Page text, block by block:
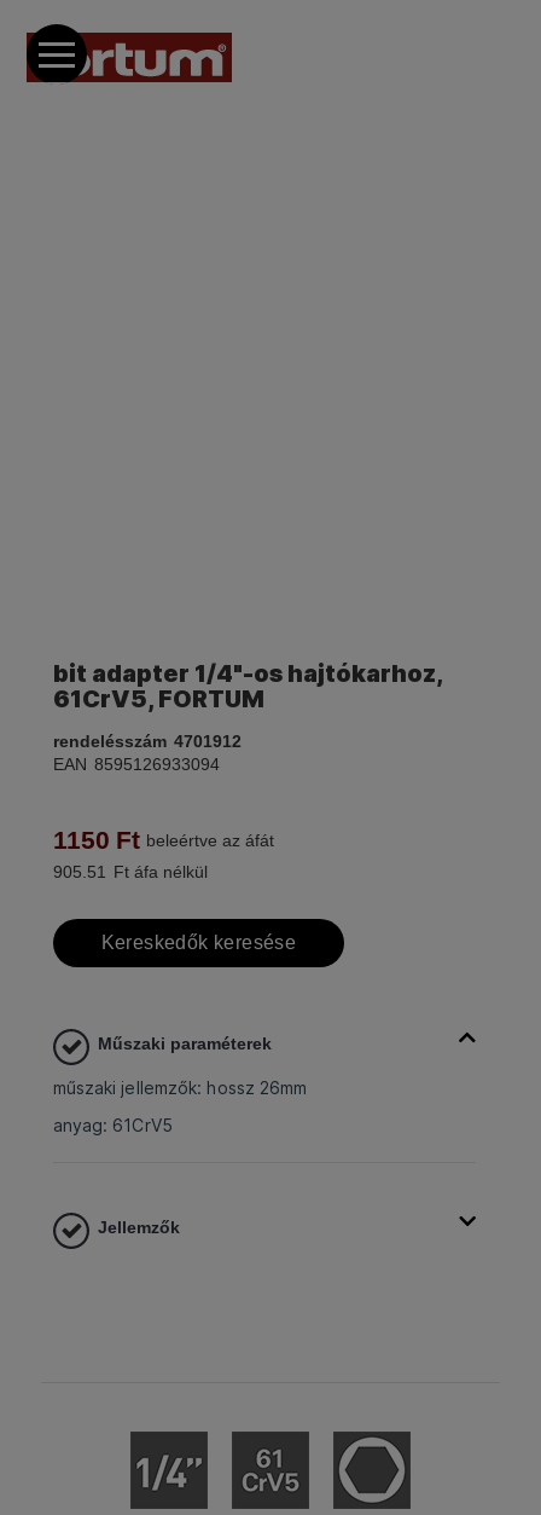
bit adapter 1/4"-os hajtókarhoz,
61CrV5, FORTUM
rendelésszám 4701912
EAN 8595126933094
1150 Ft beleértve az áfát
905.51
Ft áfa nélkül
Kereskedők keresése
Műszaki paraméterek
műszaki jellemzők: hossz 26mm
anyag: 61CrV5
Jellemzők